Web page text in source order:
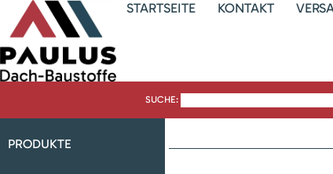
STARTSEITE KONTAKT
SUCHE:
PRODUKTE